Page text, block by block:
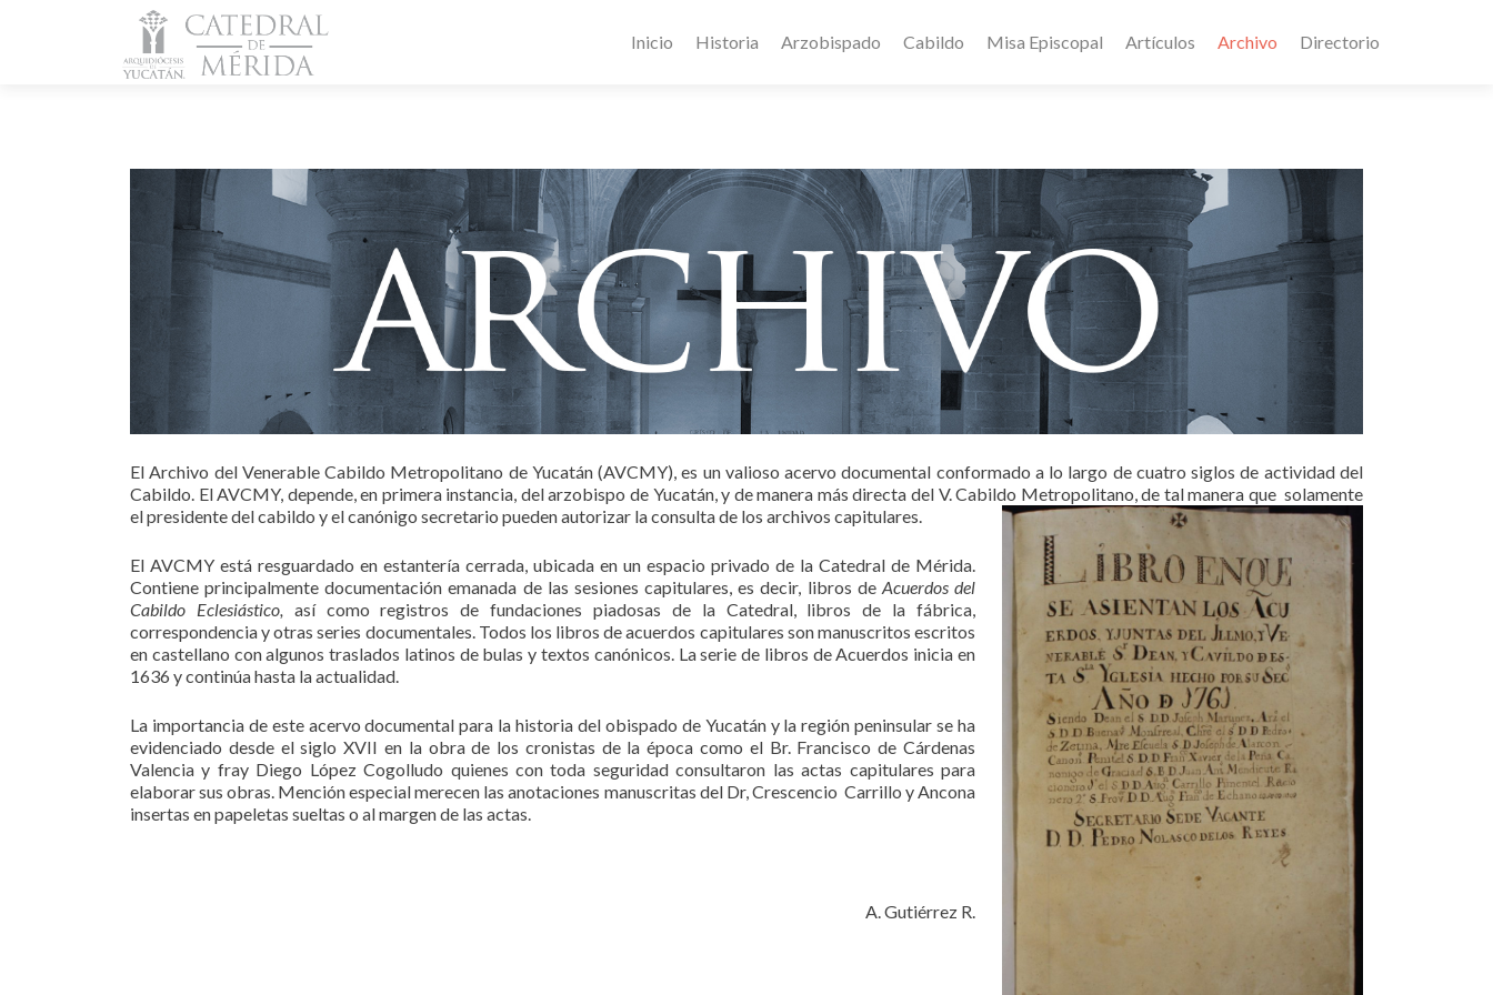
Inicio Historia Arzobispado Cabildo Misa Episcopal Artículos Archivo Directorio
El Archivo del Venerable Cabildo Metropolitano de Yucatán (AVCMY), es un valioso acervo documental conformado a lo largo de cuatro siglos de actividad del
Cabildo. El AVCMY, depende, en primera instancia, del arzobispo de Yucatán, y de manera más directa del V. Cabildo Metropolitano, de tal manera que solamente
el presidente del cabildo y el canónigo secretario pueden autorizar la consulta de los archivos capitulares.
El AVCMY está resguardado en estantería cerrada, ubicada en un espacio privado de la Catedral de Mérida.
Contiene principalmente documentación emanada de las sesiones capitulares, es decir, libros de Acuerdos del
Cabildo Eclesiástico, así como registros de fundaciones piadosas de la Catedral, libros de la fábrica,
correspondencia y otras series documentales. Todos los libros de acuerdos capitulares son manuscritos escritos
en castellano con algunos traslados latinos de bulas y textos canónicos. La serie de libros de Acuerdos inicia en
1636 y continúa hasta la actualidad.
La importancia de este acervo documental para la historia del obispado de Yucatán y la región peninsular se ha
evidenciado desde el siglo XVII en la obra de los cronistas de la época como el Br. Francisco de Cárdenas
Valencia y fray Diego López Cogolludo quienes con toda seguridad consultaron las actas capitulares para
elaborar sus obras. Mención especial merecen las anotaciones manuscritas del Dr, Crescencio Carrillo y Ancona
insertas en papeletas sueltas o al margen de las actas.
A. Gutiérrez R.